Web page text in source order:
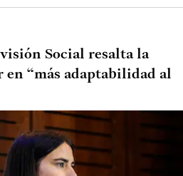
Social resalta la
en “más adaptabilidad al